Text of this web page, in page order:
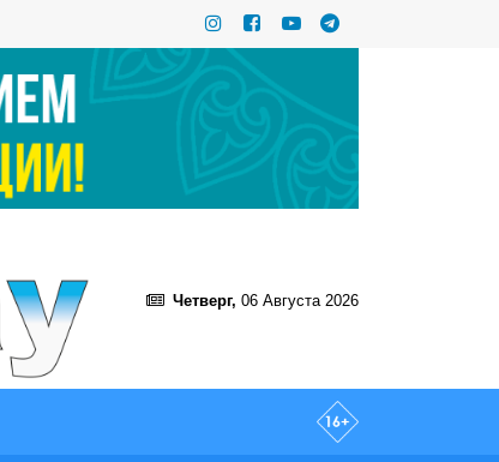
Четверг, 06 Августа 2026